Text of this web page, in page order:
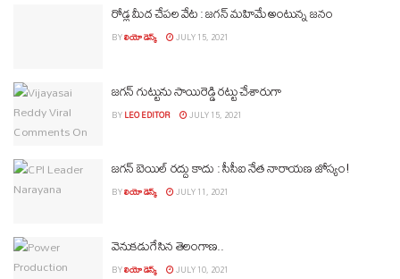
రోడ్ల మీద చేపల వేట : జగన్ మహిమే అంటున్న జనం
BYలియో డెస్క్ JULY 15, 2021
జగన్ గుట్టును సాయిరెడ్డి రట్టు చేశారుగా
BYLEO EDITOR JULY 15, 2021
జగన్ బెయిల్ రద్దు కాదు : సీసీఐ నేత నారాయణ జోస్యం!
BYలియో డెస్క్ JULY 11, 2021
వెనుకడుగేసిన తెలంగాణ..
BYలియో డెస్క్ JULY 10, 2021